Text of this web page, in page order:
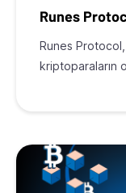
Runes
Runes
kriptoparaların